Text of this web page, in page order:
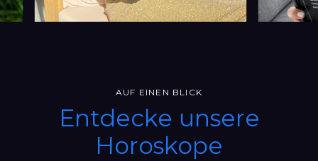
AUF EINEN BLICK
Entdecke unsere
Horoskope